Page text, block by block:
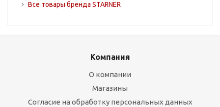
Все товары бренда STARNER
Компания
О компании
Магазины
Согласие на обработку персональных данных